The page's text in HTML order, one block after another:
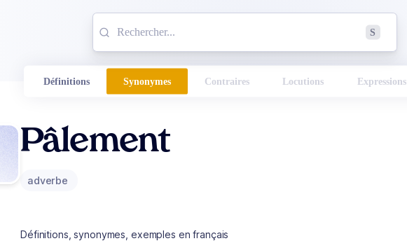
S
Définitions Synonymes Contraires Locutions Expressions
Pâlement
adverbe
Définitions, synonymes, exemples en français